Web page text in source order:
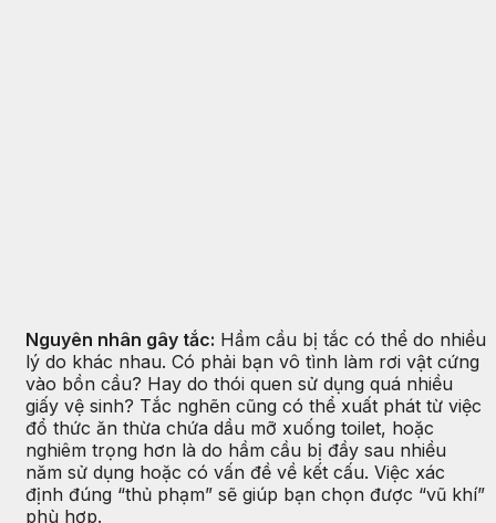
Nguyên nhân gây tắc: Hầm cầu bị tắc có thể do nhiều
lý do khác nhau. Có phải bạn vô tình làm rơi vật cứng
vào bồn cầu? Hay do thói quen sử dụng quá nhiều
giấy vệ sinh? Tắc nghẽn cũng có thể xuất phát từ việc
đổ thức ăn thừa chứa dầu mỡ xuống toilet, hoặc
nghiêm trọng hơn là do hầm cầu bị đầy sau nhiều
năm sử dụng hoặc có vấn đề về kết cấu. Việc xác
định đúng “thủ phạm” sẽ giúp bạn chọn được “vũ khí”
phù hợp.